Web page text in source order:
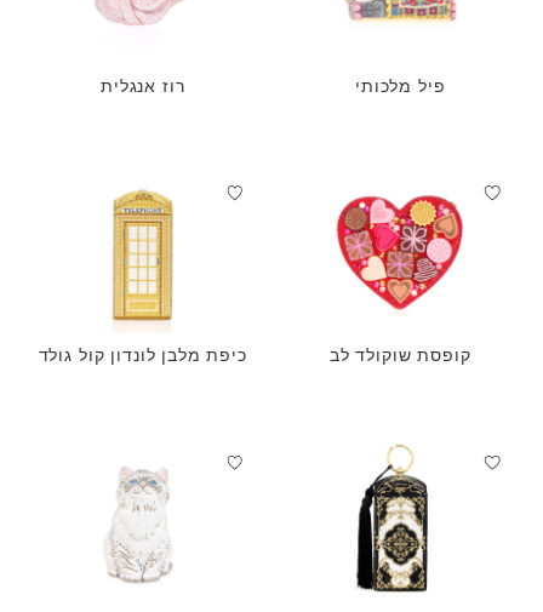
פיל מלכותי רוז אנגלית
קופסת שוקולד לב כיפת מלבן לונדון קול גולד